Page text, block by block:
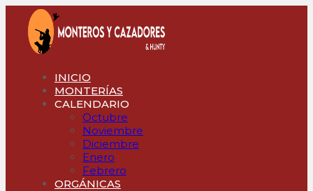
contenido
INICIO
MONTERÍAS
CALENDARIO
Octubre
Noviembre
Diciembre
Enero
Febrero
ORGÁNICAS